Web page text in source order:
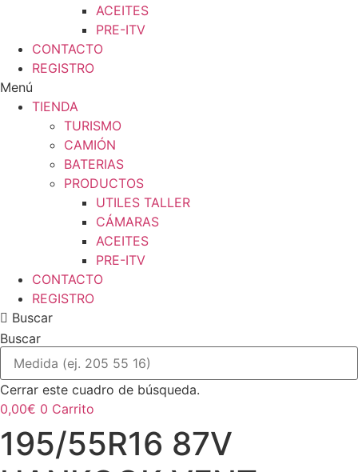
ACEITES
PRE-ITV
CONTACTO
REGISTRO
Menú
TIENDA
TURISMO
CAMIÓN
BATERIAS
PRODUCTOS
UTILES TALLER
CÁMARAS
ACEITES
PRE-ITV
CONTACTO
REGISTRO
Buscar
Buscar
Cerrar este cuadro de búsqueda.
0,00€ 0 Carrito
195/55R16 87V